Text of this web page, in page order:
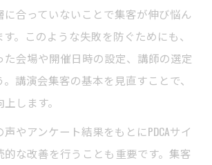
合っていないことで集客が伸び悩ん
。このような失敗を防ぐためにも、
た会場や開催日時の設定、講師の選定
講演会集客の基本を見直すことで、
します。
やアンケート結果をもとにPDCAサイ
的な改善を行うことも重要です。集客